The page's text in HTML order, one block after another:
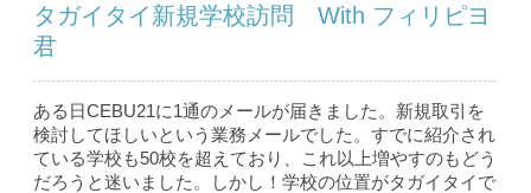
タガイタイ新規学校訪問 With フィリピヨ
君
ある日CEBU21に1通のメールが届きました。新規取引を
検討してほしいという業務メールでした。すでに紹介され
ている学校も50校を超えており、これ以上増やすのもどう
だろうと迷いました。しかし！学校の位置がタガイタイで